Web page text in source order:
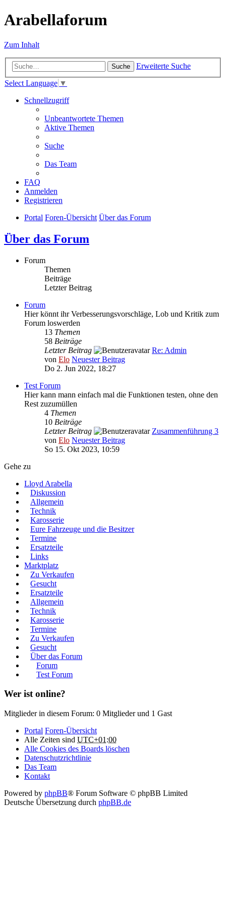
Arabellaforum
Zum Inhalt
Suche
Erweiterte Suche
Select Language ▼
Schnellzugriff
Unbeantwortete Themen
Aktive Themen
Suche
Das Team
FAQ
Anmelden
Registrieren
Portal Foren-Übersicht Über das Forum
Über das Forum
Forum
Themen
Beiträge
Letzter Beitrag
Forum
Hier könnt ihr Verbesserungsvorschläge, Lob und Kritik zum
Forum loswerden
13 Themen
58 Beiträge
Letzter Beitrag
Re: Admin
von Elo Neuester Beitrag
Do 2. Jun 2022, 18:27
Test Forum
Hier kann mann einfach mal die Funktionen testen, ohne den
Rest zuzumüllen
4 Themen
10 Beiträge
Letzter Beitrag
Zusammenführung 3
von Elo Neuester Beitrag
So 15. Okt 2023, 10:59
Gehe zu
Lloyd Arabella
Diskussion
Allgemein
Technik
Karosserie
Eure Fahrzeuge und die Besitzer
Termine
Ersatzteile
Links
Marktplatz
Zu Verkaufen
Gesucht
Ersatzteile
Allgemein
Technik
Karosserie
Termine
Zu Verkaufen
Gesucht
Über das Forum
Forum
Test Forum
Wer ist online?
Mitglieder in diesem Forum: 0 Mitglieder und 1 Gast
Portal Foren-Übersicht
Alle Zeiten sind UTC+01:00
Alle Cookies des Boards löschen
Datenschutzrichtlinie
Das Team
Kontakt
Powered by phpBB® Forum Software © phpBB Limited
Deutsche Übersetzung durch phpBB.de